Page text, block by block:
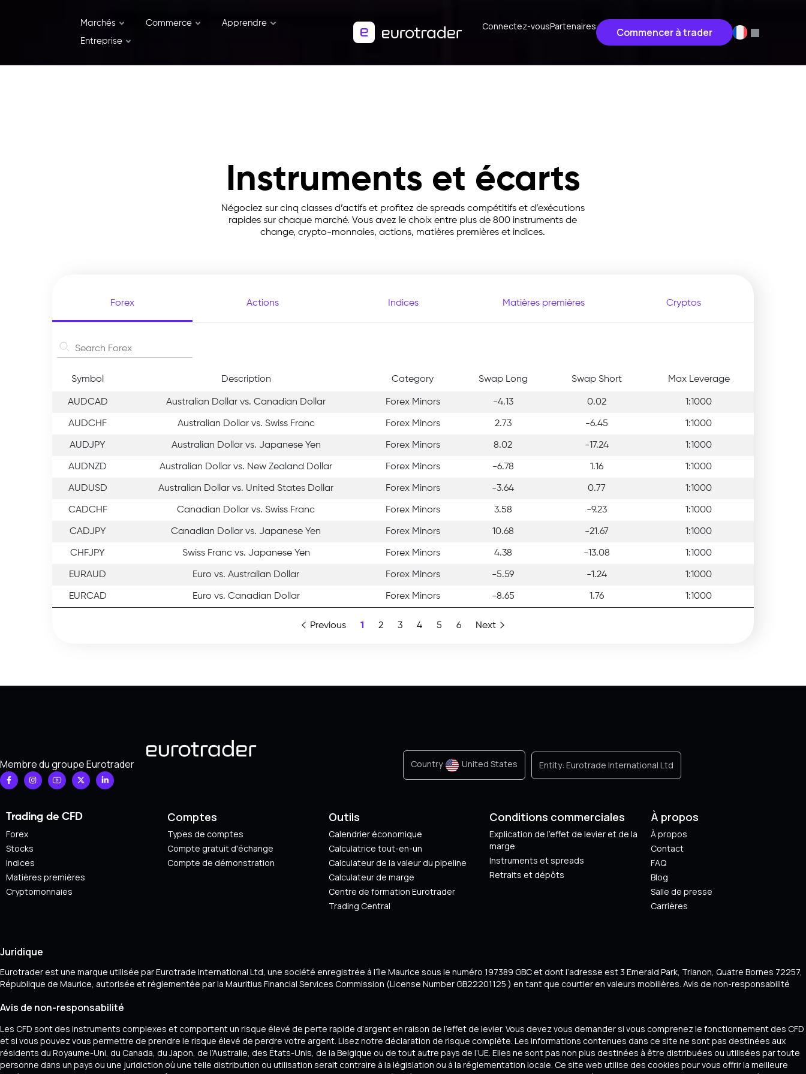
Marchés Commerce
Apprendre
Entreprise
Connectez-vousPartenaires Commencer à trader
Instruments et écarts
Négociez sur cinq classes d’actifs et profitez de spreads compétitifs et d’exécutions
rapides sur chaque marché. Vous avez le choix entre plus de 800 instruments de
change, crypto-monnaies, actions, matières premières et indices.
Forex Actions Indices Matières premières Cryptos
Symbol Description Category Swap Long Swap Short Max Leverage
AUDCAD Australian Dollar vs. Canadian Dollar Forex Minors -4.13 0.02 1:1000
AUDCHF Australian Dollar vs. Swiss Franc Forex Minors 2.73 -6.45 1:1000
AUDJPY Australian Dollar vs. Japanese Yen Forex Minors 8.02 -17.24 1:1000
AUDNZD Australian Dollar vs. New Zealand Dollar Forex Minors -6.78 1.16 1:1000
AUDUSD Australian Dollar vs. United States Dollar Forex Minors -3.64 0.77 1:1000
CADCHF Canadian Dollar vs. Swiss Franc Forex Minors 3.58 -9.23 1:1000
CADJPY Canadian Dollar vs. Japanese Yen Forex Minors 10.68 -21.67 1:1000
CHFJPY Swiss Franc vs. Japanese Yen Forex Minors 4.38 -13.08 1:1000
EURAUD Euro vs. Australian Dollar Forex Minors -5.59 -1.24 1:1000
EURCAD Euro vs. Canadian Dollar Forex Minors -8.65 1.76 1:1000
Previous 1 2 3 4 5 6 Next
Membre du groupe Eurotrader Country United States Entity: Eurotrade International Ltd
Trading de CFD
Forex
Stocks
Indices
Matières premières
Cryptomonnaies
Comptes
Types de comptes
Compte gratuit d'échange
Compte de démonstration
Outils
Calendrier économique
Calculatrice tout-en-un
Calculateur de la valeur du pipeline
Calculateur de marge
Centre de formation Eurotrader
Trading Central
Conditions commerciales
Explication de l'effet de levier et de la
marge
Instruments et spreads
Retraits et dépôts
À propos
À propos
Contact
FAQ
Blog
Salle de presse
Carrières
Juridique
Eurotrader est une marque utilisée par Eurotrade International Ltd, une société enregistrée à l’île Maurice sous le numéro 197389 GBC et dont l’adresse est 3 Emerald Park, Trianon, Quatre Bornes 72257,
République de Maurice, autorisée et réglementée par la Mauritius Financial Services Commission (License Number GB22201125 ) en tant que courtier en valeurs mobilières. Avis de non-responsabilité
Avis de non-responsabilité
Les CFD sont des instruments complexes et comportent un risque élevé de perte rapide d’argent en raison de l’effet de levier. Vous devez vous demander si vous comprenez le fonctionnement des CFD
et si vous pouvez vous permettre de prendre le risque élevé de perdre votre argent. Lisez notre déclaration de risque complète. Les informations contenues dans ce site ne sont pas destinées aux
résidents du Royaume-Uni, du Canada, du Japon, de l’Australie, des États-Unis, de la Belgique ou de tout autre pays de l’UE. Elles ne sont pas non plus destinées à être distribuées ou utilisées par toute
personne dans un pays ou une juridiction où une telle distribution ou utilisation serait contraire à la législation ou à la réglementation locale. Ce site web utilise des cookies pour vous offrir la meilleure